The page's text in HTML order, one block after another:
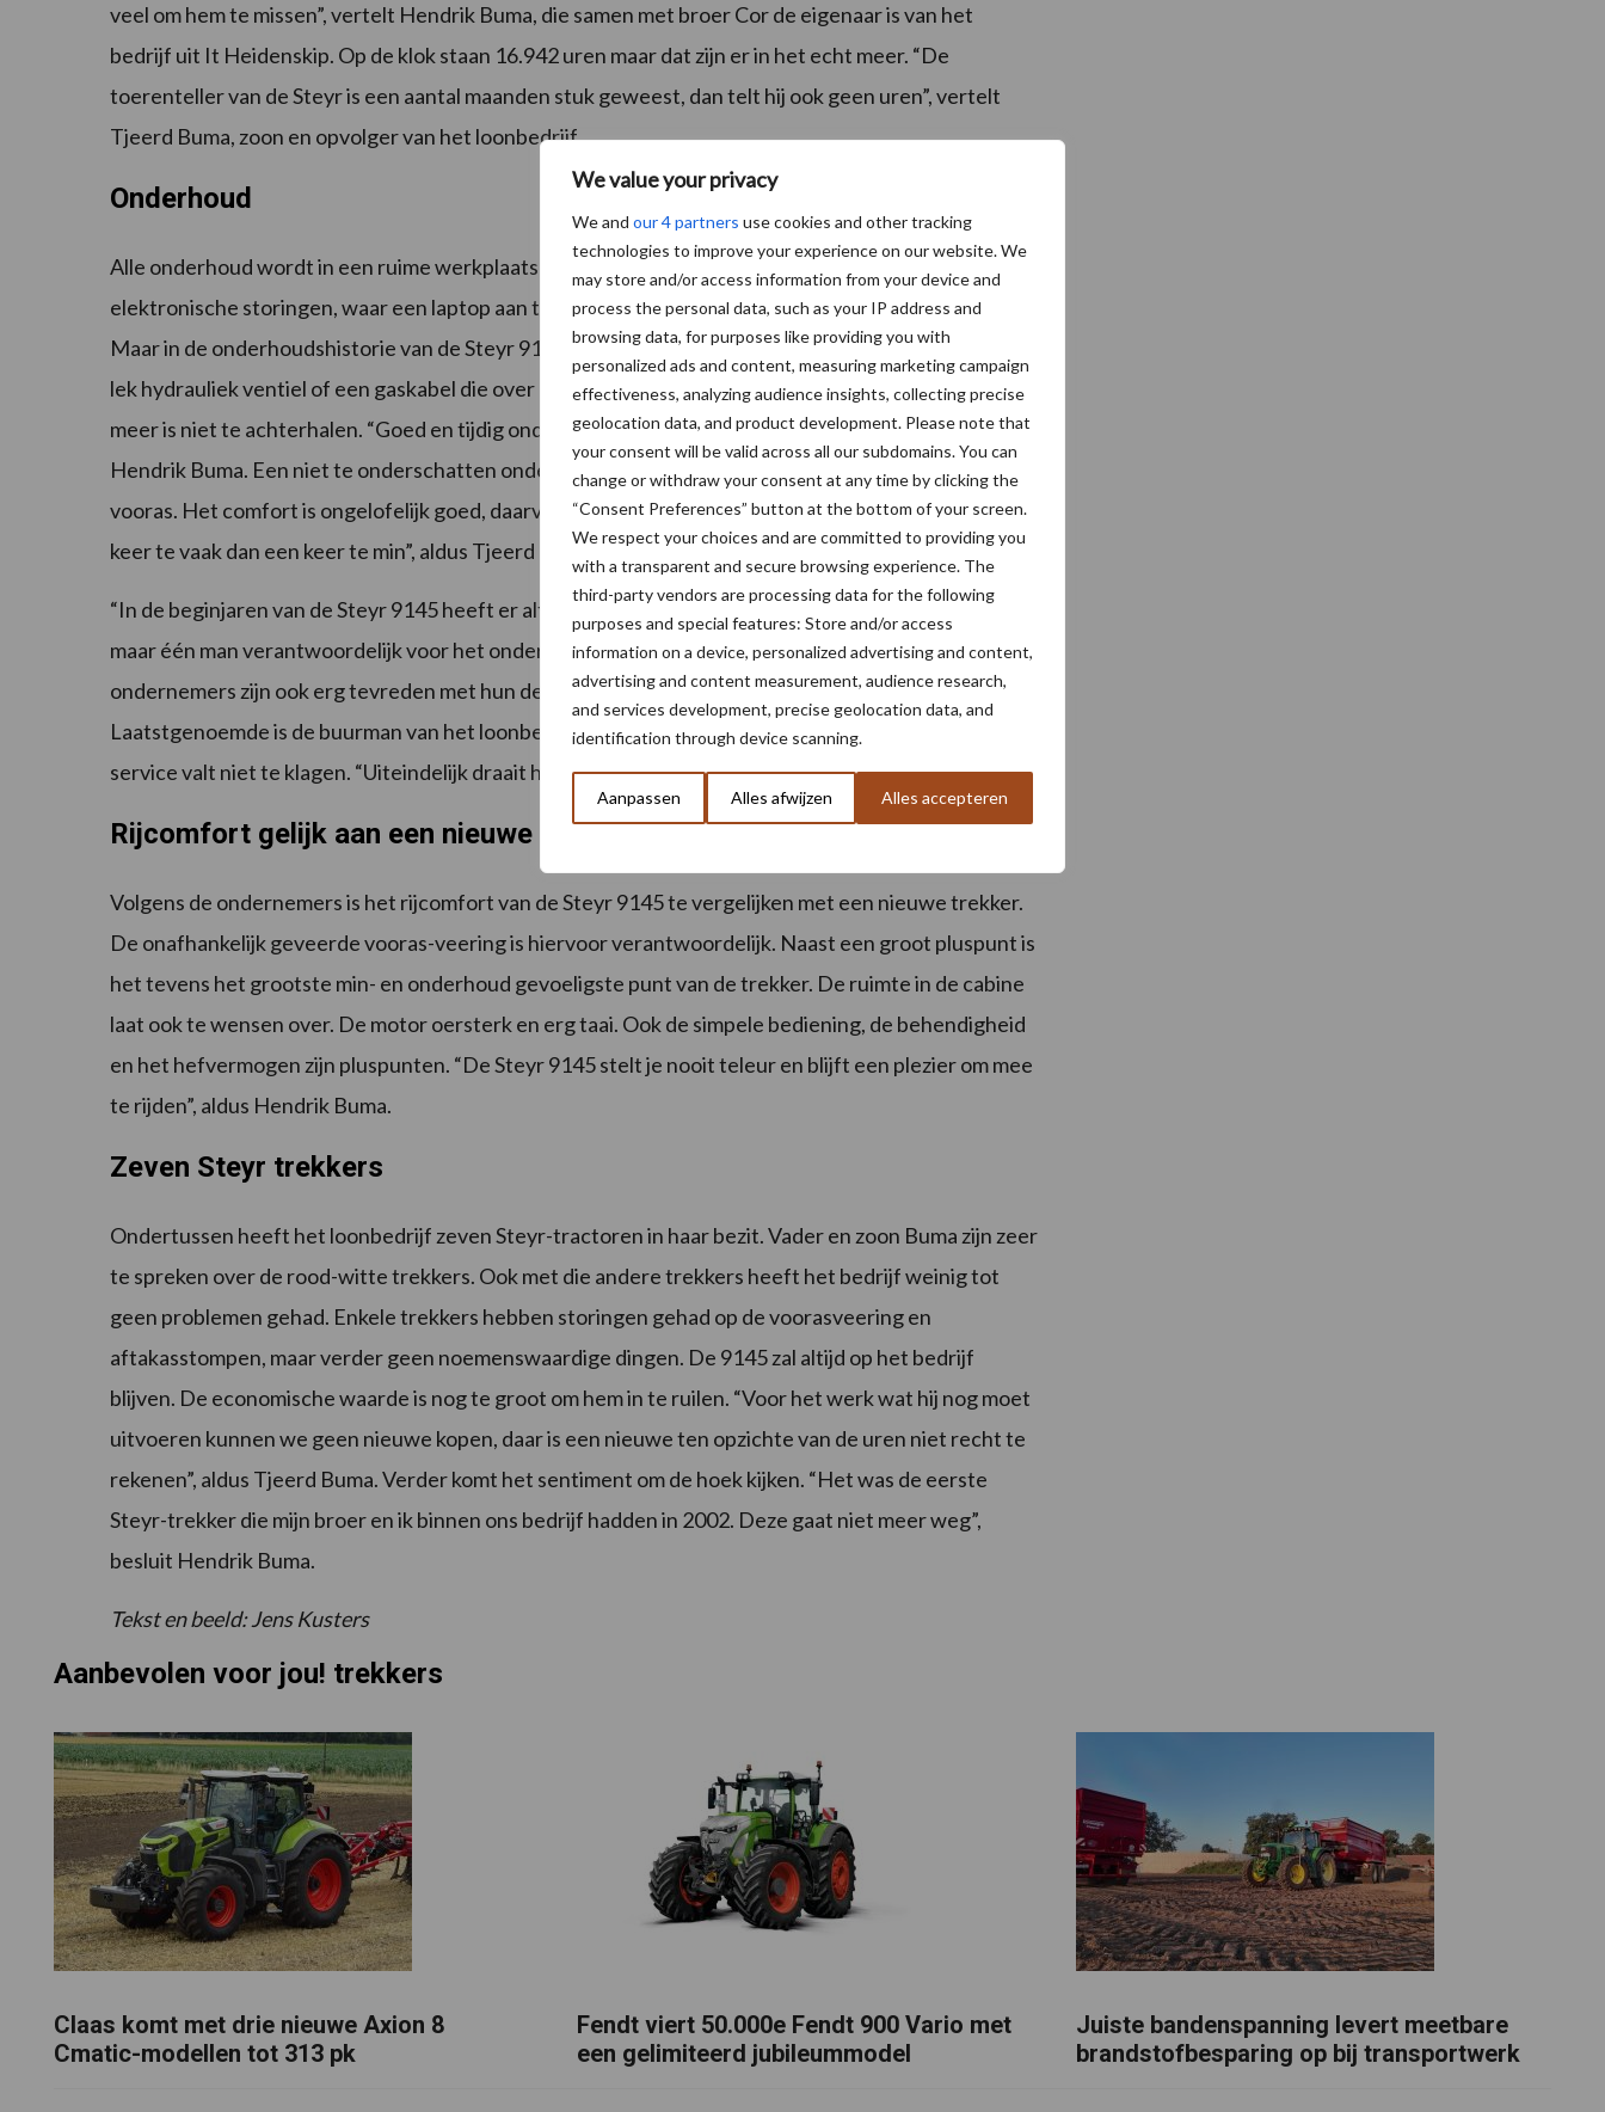
We value your privacy
We and our 4 partners use cookies and other tracking
technologies to improve your experience on our website. We
may store and/or access information from your device and
process the personal data, such as your IP address and
browsing data, for purposes like providing you with
personalized ads and content, measuring marketing campaign
effectiveness, analyzing audience insights, collecting precise
geolocation data, and product development. Please note that
your consent will be valid across all our subdomains. You can
change or withdraw your consent at any time by clicking the
“Consent Preferences” button at the bottom of your screen.
We respect your choices and are committed to providing you
with a transparent and secure browsing experience. The
third-party vendors are processing data for the following
purposes and special features: Store and/or access
information on a device, personalized advertising and content,
advertising and content measurement, audience research,
and services development, precise geolocation data, and
identification through device scanning.
Aanpassen Alles afwijzen Alles accepteren
veel om hem te missen”, vertelt Hendrik Buma, die samen met broer Cor de eigenaar is van het
bedrijf uit It Heidenskip. Op de klok staan 16.942 uren maar dat zijn er in het echt meer. “De
toerenteller van de Steyr is een aantal maanden stuk geweest, dan telt hij ook geen uren”, vertelt
Tjeerd Buma, zoon en opvolger van het loonbedrijf.
Onderhoud
Alle onderhoud wordt in een ruime werkplaats door de ondernemers zelf uitgevoerd. Alleen de
elektronische storingen, waar een laptop aan te pas moet komen, worden door de dealer behandeld.
Maar in de onderhoudshistorie van de Steyr 9145 komen geen grote reparaties voor. Wel eens een
lek hydrauliek ventiel of een gaskabel die over gaat. Ook is er wel eens een sensor stuk gegaan, maar
meer is niet te achterhalen. “Goed en tijdig onderhoud is wel belangrijk bij dit soort trekkers”, zegt
Hendrik Buma. Een niet te onderschatten onderhoudsdeel is de onafhankelijk geveerde Carraro-
vooras. Het comfort is ongelofelijk goed, daarvoor moet er wel tijdig gesmeerd worden. “Beter een
keer te vaak dan een keer te min”, aldus Tjeerd Buma.
“In de beginjaren van de Steyr 9145 heeft er altijd een vaste chauffeur op gereden, hierdoor is er
maar één man verantwoordelijk voor het onderhoud. Hij heeft er altijd goed voor gezorgd.” De
ondernemers zijn ook erg tevreden met hun dealers LMBW Witmarsum en Agro Service van de Wal.
Laatstgenoemde is de buurman van het loonbedrijf. De lijntjes zijn hierdoor lekker kort. Over de
service valt niet te klagen. “Uiteindelijk draait het om service”, vertelt Hendrik Buma.
Rijcomfort gelijk aan een nieuwe trekker
Volgens de ondernemers is het rijcomfort van de Steyr 9145 te vergelijken met een nieuwe trekker.
De onafhankelijk geveerde vooras-veering is hiervoor verantwoordelijk. Naast een groot pluspunt is
het tevens het grootste min- en onderhoud gevoeligste punt van de trekker. De ruimte in de cabine
laat ook te wensen over. De motor oersterk en erg taai. Ook de simpele bediening, de behendigheid
en het hefvermogen zijn pluspunten. “De Steyr 9145 stelt je nooit teleur en blijft een plezier om mee
te rijden”, aldus Hendrik Buma.
Zeven Steyr trekkers
Ondertussen heeft het loonbedrijf zeven Steyr-tractoren in haar bezit. Vader en zoon Buma zijn zeer
te spreken over de rood-witte trekkers. Ook met die andere trekkers heeft het bedrijf weinig tot
geen problemen gehad. Enkele trekkers hebben storingen gehad op de voorasveering en
aftakasstompen, maar verder geen noemenswaardige dingen. De 9145 zal altijd op het bedrijf
blijven. De economische waarde is nog te groot om hem in te ruilen. “Voor het werk wat hij nog moet
uitvoeren kunnen we geen nieuwe kopen, daar is een nieuwe ten opzichte van de uren niet recht te
rekenen”, aldus Tjeerd Buma. Verder komt het sentiment om de hoek kijken. “Het was de eerste
Steyr-trekker die mijn broer en ik binnen ons bedrijf hadden in 2002. Deze gaat niet meer weg”,
besluit Hendrik Buma.
Tekst en beeld: Jens Kusters
Aanbevolen voor jou! trekkers
Claas komt met drie nieuwe Axion 8
Cmatic-modellen tot 313 pk
Fendt viert 50.000e Fendt 900 Vario met
een gelimiteerd jubileummodel
Juiste bandenspanning levert meetbare
brandstofbesparing op bij transportwerk